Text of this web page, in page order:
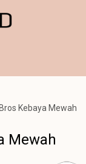
Bros Kebaya Mewah
Mewah